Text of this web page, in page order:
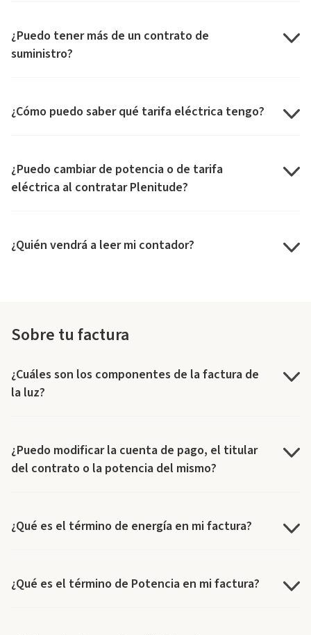
¿Puedo tener más de un contrato de
suministro?
¿Cómo puedo saber qué tarifa eléctrica tengo?
¿Puedo cambiar de potencia o de tarifa
eléctrica al contratar Plenitude?
¿Quién vendrá a leer mi contador?
Sobre tu factura
¿Cuáles son los componentes de la factura de
la luz?
¿Puedo modificar la cuenta de pago, el titular
del contrato o la potencia del mismo?
¿Qué es el término de energía en mi factura?
¿Qué es el término de Potencia en mi factura?